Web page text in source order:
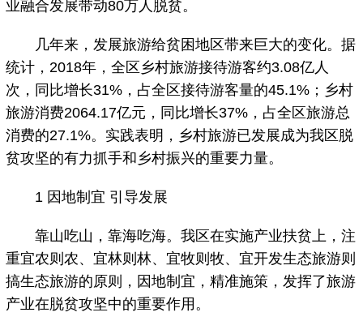
业融合发展带动80万人脱贫。
几年来，发展旅游给贫困地区带来巨大的变化。据
统计，2018年，全区乡村旅游接待游客约3.08亿人
次，同比增长31%，占全区接待游客量的45.1%；乡村
旅游消费2064.17亿元，同比增长37%，占全区旅游总
消费的27.1%。实践表明，乡村旅游已发展成为我区脱
贫攻坚的有力抓手和乡村振兴的重要力量。
1 因地制宜 引导发展
靠山吃山，靠海吃海。我区在实施产业扶贫上，注
重宜农则农、宜林则林、宜牧则牧、宜开发生态旅游则
搞生态旅游的原则，因地制宜，精准施策，发挥了旅游
产业在脱贫攻坚中的重要作用。